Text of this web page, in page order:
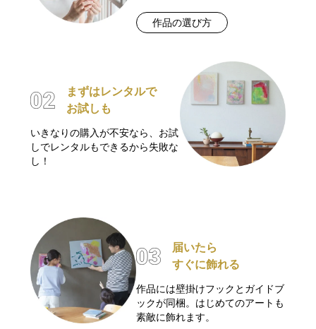
作品の選び方
まずはレンタルで
お試しも
いきなりの購入が不安なら、お試
しでレンタルもできるから失敗な
し！
届いたら
すぐに飾れる
作品には壁掛けフックとガイドブ
ックが同梱。はじめてのアートも
素敵に飾れます。